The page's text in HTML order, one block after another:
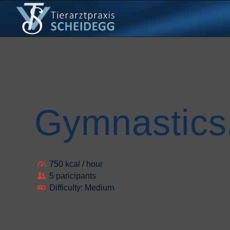
Gymnastics
750 kcal / hour
5 paricipants
Difficulty: Medium